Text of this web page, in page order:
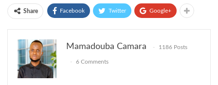
Share Facebook Twitter Google+
Mamadouba Camara 1186 Posts
6 Comments